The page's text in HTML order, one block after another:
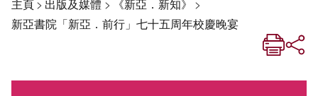
主頁> 出版及媒體 > 《新亞．新知》 >
新亞書院「新亞．前行」七十五周年校慶晚宴